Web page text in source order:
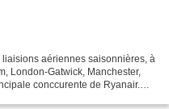
aériennes saisonnières, à
London-Gatwick, Manchester,
conccurente de Ryanair.